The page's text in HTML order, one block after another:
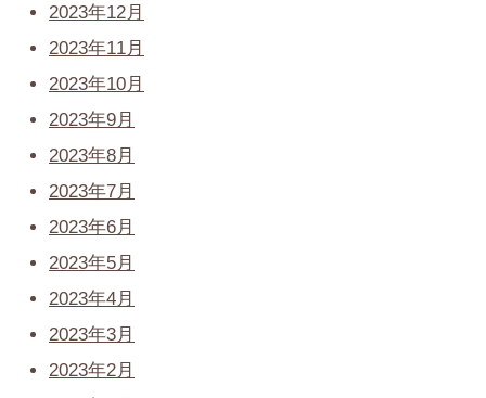
2023年12月
2023年11月
2023年10月
2023年9月
2023年8月
2023年7月
2023年6月
2023年5月
2023年4月
2023年3月
2023年2月